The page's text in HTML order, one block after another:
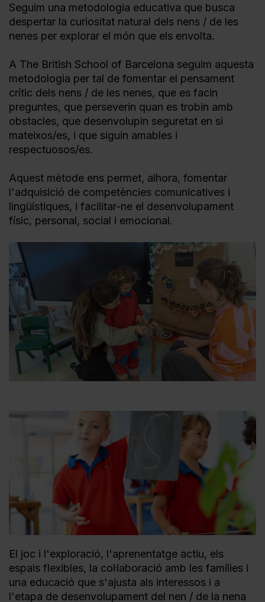
Seguim una metodologia educativa que busca
despertar la curiositat natural dels nens / de les
nenes per explorar el món que els envolta.
A The British School of Barcelona seguim aquesta
metodologia per tal de fomentar el pensament
crític dels nens / de les nenes, que es facin
preguntes, que perseverin quan es trobin amb
obstacles, que desenvolupin seguretat en si
mateixos/es, i que siguin amables i
respectuosos/es.
Aquest mètode ens permet, alhora, fomentar
l'adquisició de competències comunicatives i
lingüístiques, i facilitar-ne el desenvolupament
físic, personal, social i emocional.
El joc i l'exploració, l'aprenentatge actiu, els
espais flexibles, la col·laboració amb les famílies i
una educació que s'ajusta als interessos i a
l'etapa de desenvolupament del nen / de la nena